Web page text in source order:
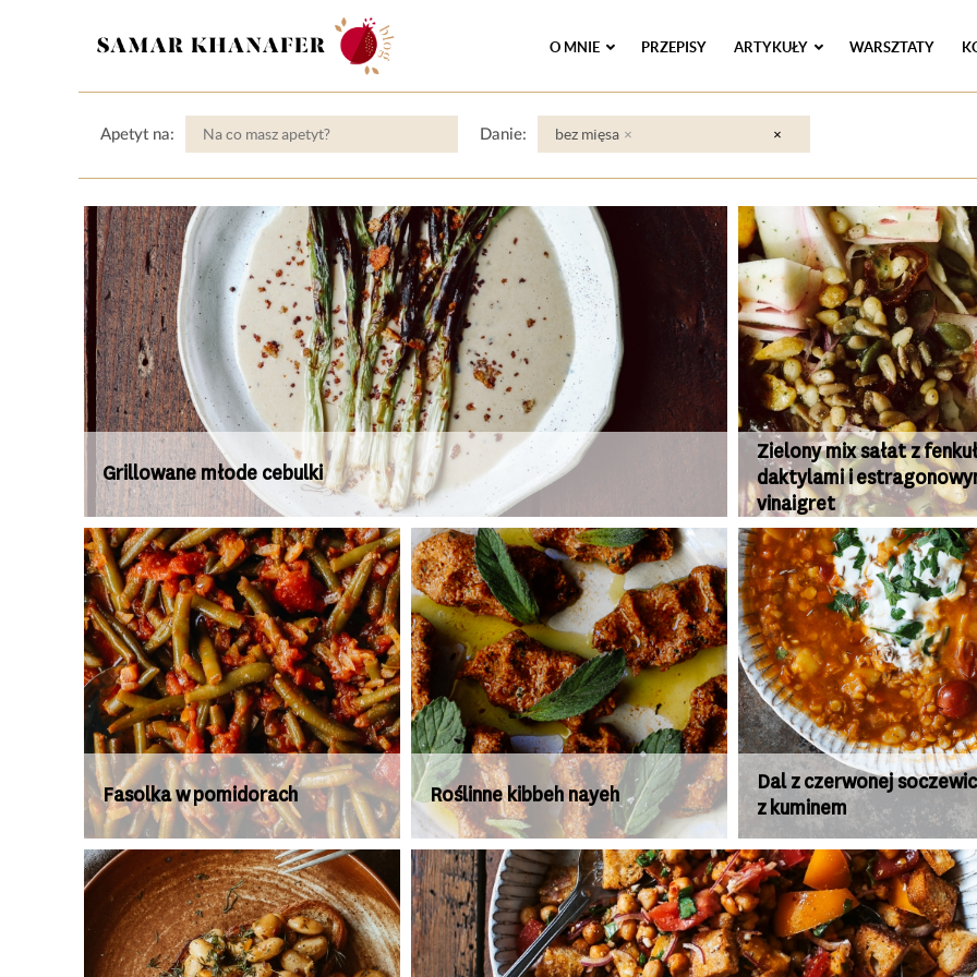
O MNIE PRZEPISY ARTYKUŁY WARSZTATY
Apetyt na: Danie: ×
×
bez mięsa
Grillowane młode cebulki
Zielony mix sałat z
daktylami i
vinaigret
Fasolka w pomidorach Roślinne kibbeh nayeh
Dal z czerwonej
z kuminem